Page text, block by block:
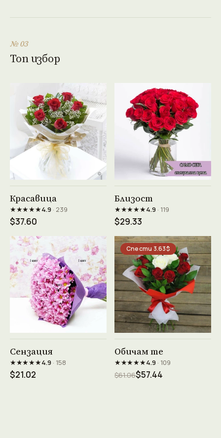
№ 03
Топ избор
Красавица
★★★★★4.9· 239
$37.60
Близост
★★★★★4.9· 119
$29.33
Сензация
★★★★★4.9· 158
$21.02
Спести 3.63$
Обичам те
★★★★★4.9· 109
$61.06$57.44